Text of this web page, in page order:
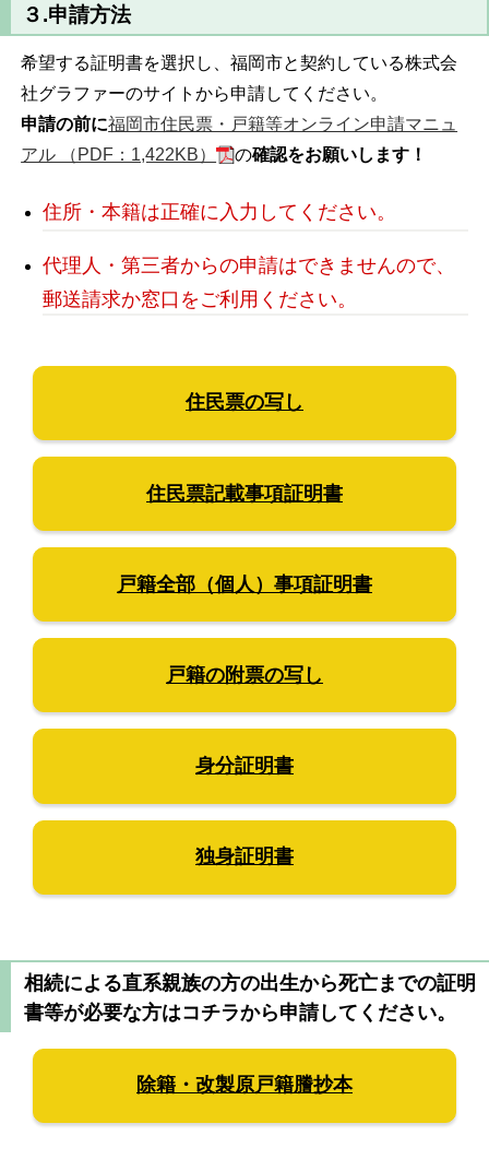
３.申請方法
希望する証明書を選択し、福岡市と契約している株式会
社グラファーのサイトから申請してください。
申請の前に福岡市住民票・戸籍等オンライン申請マニュ
アル （PDF：1,422KB）
の確認をお願いします！
住所・本籍は正確に入力してください。
代理人・第三者からの申請はできませんので、
郵送請求か窓口をご利用ください。
住民票の写し
住民票記載事項証明書
戸籍全部（個人）事項証明書
戸籍の附票の写し
身分証明書
独身証明書
相続による直系親族の方の出生から死亡までの証明
書等が必要な方はコチラから申請してください。
除籍・改製原戸籍謄抄本